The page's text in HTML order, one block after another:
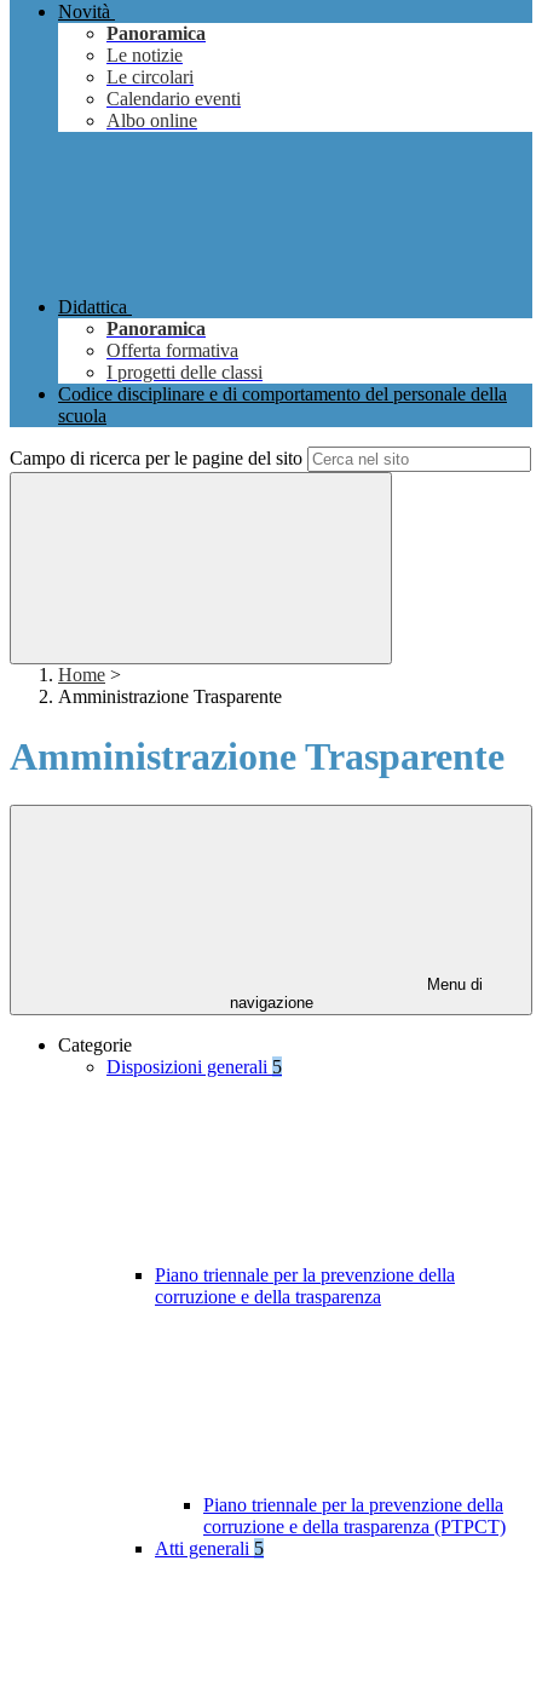
Novità
Panoramica
Le notizie
Le circolari
Calendario eventi
Albo online
Didattica
Panoramica
Offerta formativa
I progetti delle classi
Codice disciplinare e di comportamento del personale della
scuola
Campo di ricerca per le pagine del sito
Home >
Amministrazione Trasparente
Amministrazione Trasparente
Menu di
navigazione
Categorie
Disposizioni generali 5
Piano triennale per la prevenzione della
corruzione e della trasparenza
Piano triennale per la prevenzione della
corruzione e della trasparenza (PTPCT)
Atti generali 5